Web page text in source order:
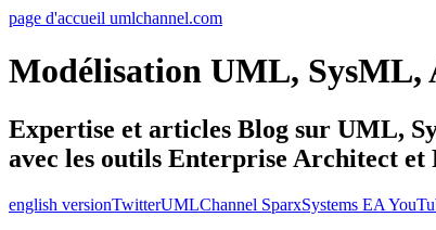
page d'accueil umlchannel.com
Modélisation UML,
Expertise et articles Blog sur UML,
avec les outils Enterprise Architect et
english versionTwitterUMLChannel SparxSystems EA